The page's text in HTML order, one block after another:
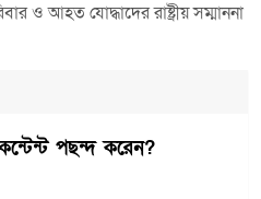
ও আহত যোদ্ধাদের রাষ্ট্রীয় সম্মাননা
পছন্দ করেন?